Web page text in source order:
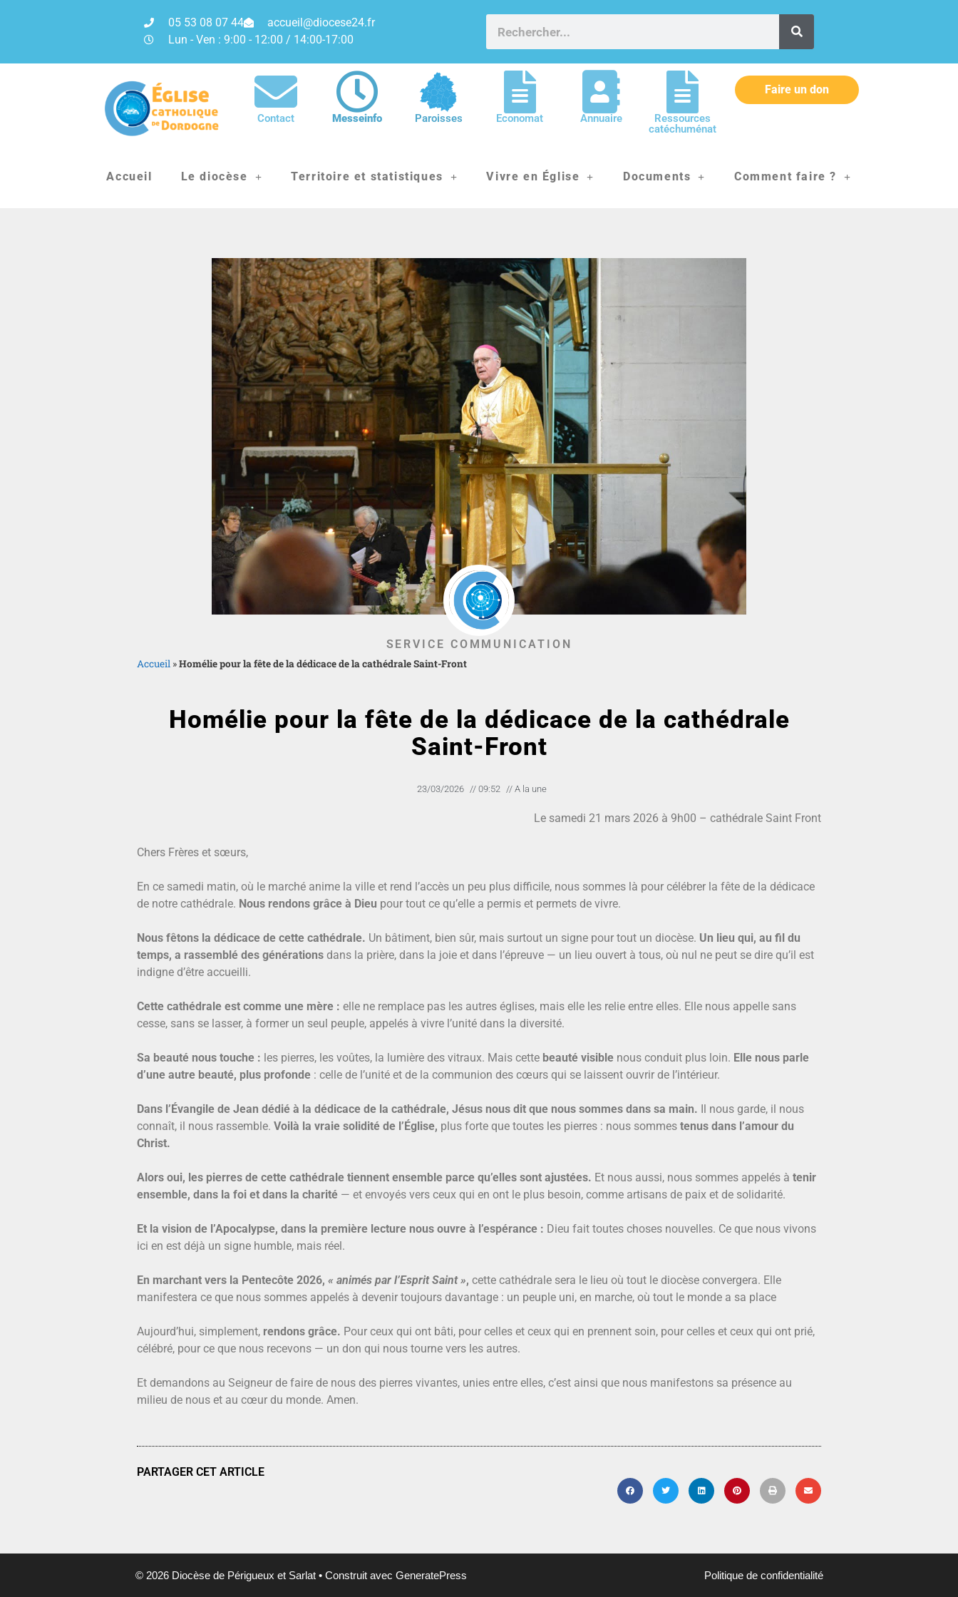
05 53 08 07 44
accueil@diocese24.fr
Lun - Ven : 9:00 - 12:00 / 14:00-17:00
Contact Messeinfo Paroisses Economat Annuaire
Ressources
catéchuménat
Faire un don
Accueil Le diocèse Territoire et statistiques Vivre en Église Documents Comment faire ?
SERVICE COMMUNICATION
Accueil »Homélie pour la fête de la dédicace de la cathédrale Saint-Front
Homélie pour la fête de la dédicace de la cathédrale
Saint-Front
23/03/2026 // 09:52 // A la une
Le samedi 21 mars 2026 à 9h00 – cathédrale Saint Front
Chers Frères et sœurs,
En ce samedi matin, où le marché anime la ville et rend l’accès un peu plus difficile, nous sommes là pour célébrer la fête de la dédicace
de notre cathédrale. Nous rendons grâce à Dieu pour tout ce qu’elle a permis et permets de vivre.
Nous fêtons la dédicace de cette cathédrale. Un bâtiment, bien sûr, mais surtout un signe pour tout un diocèse. Un lieu qui, au fil du
temps, a rassemblé des générations dans la prière, dans la joie et dans l’épreuve — un lieu ouvert à tous, où nul ne peut se dire qu’il est
indigne d’être accueilli.
Cette cathédrale est comme une mère : elle ne remplace pas les autres églises, mais elle les relie entre elles. Elle nous appelle sans
cesse, sans se lasser, à former un seul peuple, appelés à vivre l’unité dans la diversité.
Sa beauté nous touche : les pierres, les voûtes, la lumière des vitraux. Mais cette beauté visible nous conduit plus loin. Elle nous parle
d’une autre beauté, plus profonde : celle de l’unité et de la communion des cœurs qui se laissent ouvrir de l’intérieur.
Dans l’Évangile de Jean dédié à la dédicace de la cathédrale, Jésus nous dit que nous sommes dans sa main. Il nous garde, il nous
connaît, il nous rassemble. Voilà la vraie solidité de l’Église, plus forte que toutes les pierres : nous sommes tenus dans l’amour du
Christ.
Alors oui, les pierres de cette cathédrale tiennent ensemble parce qu’elles sont ajustées. Et nous aussi, nous sommes appelés à tenir
ensemble, dans la foi et dans la charité — et envoyés vers ceux qui en ont le plus besoin, comme artisans de paix et de solidarité.
Et la vision de l’Apocalypse, dans la première lecture nous ouvre à l’espérance : Dieu fait toutes choses nouvelles. Ce que nous vivons
ici en est déjà un signe humble, mais réel.
En marchant vers la Pentecôte 2026, « animés par l’Esprit Saint », cette cathédrale sera le lieu où tout le diocèse convergera. Elle
manifestera ce que nous sommes appelés à devenir toujours davantage : un peuple uni, en marche, où tout le monde a sa place
Aujourd’hui, simplement, rendons grâce. Pour ceux qui ont bâti, pour celles et ceux qui en prennent soin, pour celles et ceux qui ont prié,
célébré, pour ce que nous recevons — un don qui nous tourne vers les autres.
Et demandons au Seigneur de faire de nous des pierres vivantes, unies entre elles, c’est ainsi que nous manifestons sa présence au
milieu de nous et au cœur du monde. Amen.
PARTAGER CET ARTICLE
Politique de confidentialité
© 2026 Diocèse de Périgueux et Sarlat• Construit avec GeneratePress